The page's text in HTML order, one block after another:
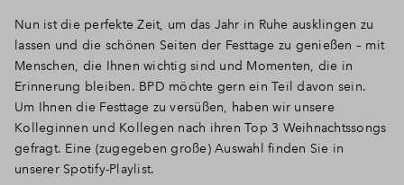
Nun ist die perfekte Zeit, um das Jahr in Ruhe ausklingen zu
lassen und die schönen Seiten der Festtage zu genießen – mit
Menschen, die Ihnen wichtig sind und Momenten, die in
Erinnerung bleiben. BPD möchte gern ein Teil davon sein.
Um Ihnen die Festtage zu versüßen, haben wir unsere
Kolleginnen und Kollegen nach ihren Top 3 Weihnachtssongs
gefragt. Eine (zugegeben große) Auswahl finden Sie in
unserer Spotify-Playlist.